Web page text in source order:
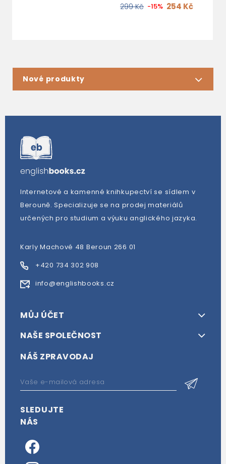
299 Kč -15% 254 Kč
Nové produkty
Internetové a kamenné knihkupectví se sídlem v
Berouně. Specializuje se na prodej materiálů
určených pro studium a výuku anglického jazyka.
Karly Machové 48 Beroun 266 01
+420 734 302 908
info@englishbooks.cz
MŮJ ÚČET
NAŠE SPOLEČNOST
NÁŠ ZPRAVODAJ
SLEDUJTE
NÁS